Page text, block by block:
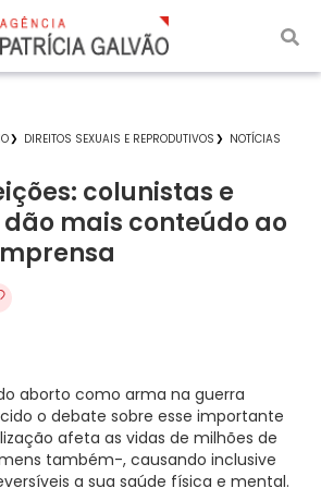
DIREITOS SEXUAIS E REPRODUTIVOS NOTÍCIAS
colunistas e
mais conteúdo ao
aborto como arma na guerra
o debate sobre esse importante
afeta as vidas de milhões de
também-, causando inclusive
a sua saúde física e mental.